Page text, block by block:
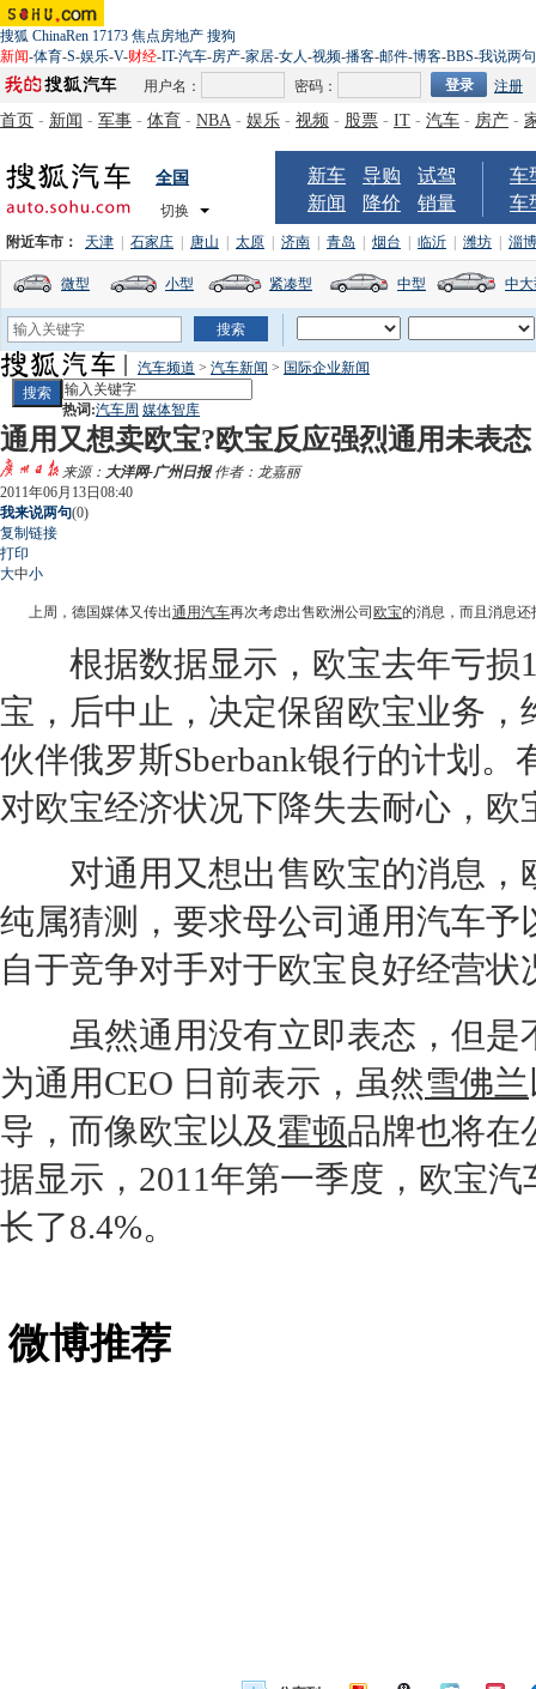
搜狐 ChinaRen 17173 焦点房地产 搜狗
新闻-体育-S-娱乐-V-财经-IT-汽车-房产-家居-女人-视频-播客-邮件-博客-BBS-我说两句
用户名：
密码： 注册
首页 - 新闻 - 军事 - 体育 - NBA - 娱乐 - 视频 - 股票 - IT - 汽车 - 房产 -
全国
切换
新车 导购
试驾
新闻
降价 销量
车
车
附近车市： 天津 石家庄 唐山 太原 济南 青岛 烟台 临沂 潍坊 淄博
微型 小型 紧凑型 中型 中
汽车频道 > 汽车新闻 > 国际企业新闻
热词:汽车周 媒体智库
通用又想卖欧宝?欧宝反应强烈通用未表态
来源： 大洋网-广州日报作者：龙嘉丽
2011年06月13日08:40
我来说两句(0)
复制链接
打印
大中小
上周，德国媒体又传出通用汽车再次考虑出售欧洲公司 欧宝的消息，而且消息
根据数据显示， 欧宝去年亏损
宝 ，后中止，决定保留欧宝业务，
伙伴俄罗斯Sberbank银行的计划。
对欧宝经济状况下降失去耐心， 欧
对通用 又想出售欧宝的消息，
纯属猜测，要求母公司 通用汽车予
自于竞争对手对于欧宝良好经营状
虽然通用没有立即表态，但是
为通用CEO 日前表示，虽然雪佛兰
导，而像欧宝 以及霍顿品牌也将在
据显示，2011年第一季度， 欧宝汽
长了8.4%。
微博推荐